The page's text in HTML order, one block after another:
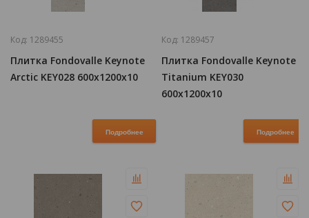
Код: 1289455
Плитка Fondovalle Keynote
Arctic KEY028 600x1200x10
Подробнее
Код: 1289457
Плитка Fondovalle Keynote
Titanium KEY030
600x1200x10
Подробнее